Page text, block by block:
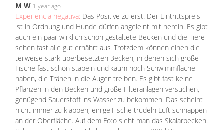
M W 1 year ago
Experiencia negativa: Das Positive zu erst: Der Eintrittspreis
ist in Ordnung und Hunde dürfen angeleint mit herein. Es gibt
auch ein paar wirklich schön gestaltete Becken und die Tiere
sehen fast alle gut ernährt aus. Trotzdem können einen die
teilweise stark überbesetzten Becken, in denen sich große
Fische fast schon stapeln und kaum noch Schwimmfläche
haben, die Tränen in die Augen treiben. Es gibt fast keine
Pflanzen in den Becken und große Filteranlagen versuchen,
genügend Sauerstoff ins Wasser zu bekommen. Das scheint
nicht immer zu klappen, einige Fische trudeln Luft schnappen
an der Oberfläche. Auf dem Foto sieht man das Skalarbecken.